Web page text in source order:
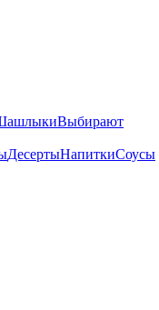
Выбирают
ДесертыНапиткиСоусы